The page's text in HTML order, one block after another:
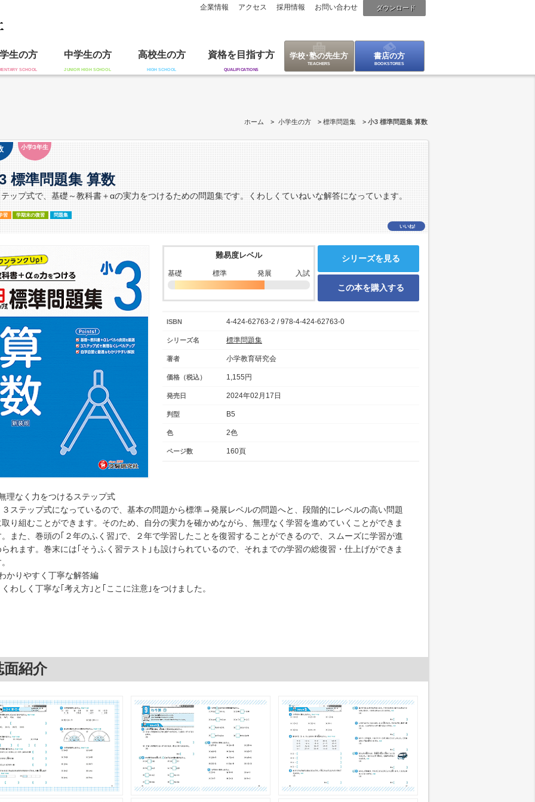
ダウンロード
企業情報 アクセス 採用情報 お問い合わせ
生の方 中学生の方 高校生の方 資格を目指す方 学校･塾の先生方 書店の方
ホーム 小学生の方 標準問題集 小3 標準問題集 算数
小学3年生
標準問題集 算数
ップ式で、基礎～教科書＋αの実力をつけるための問題集です。くわしくていねいな解答になっています。
習 学期末の復習 問題集
いいね!
難易度レベル
基礎 標準 発展 入試
シリーズを見る
この本を購入する
ISBN 4-424-62763-2 / 978-4-424-62763-0
シリーズ名 標準問題集
著者 小学教育研究会
価格（税込） 1,155円
発売日 2024年02月17日
判型 B5
色 2色
ページ数 160頁
理なく力をつけるステップ式
ステップ式になっているので、基本の問題から標準→発展レベルの問題へと、段階的にレベルの高い問題
取り組むことができます。そのため、自分の実力を確かめながら、無理なく学習を進めていくことができま
。また、巻頭の｢２年のふく習｣で、２年で学習したことを復習することができるので、スムーズに学習が進
られます。巻末には｢そうふく習テスト｣も設けられているので、それまでの学習の総復習・仕上げができま
かりやすく丁寧な解答編
わしく丁寧な｢考え方｣と｢ここに注意｣をつけました。
面紹介